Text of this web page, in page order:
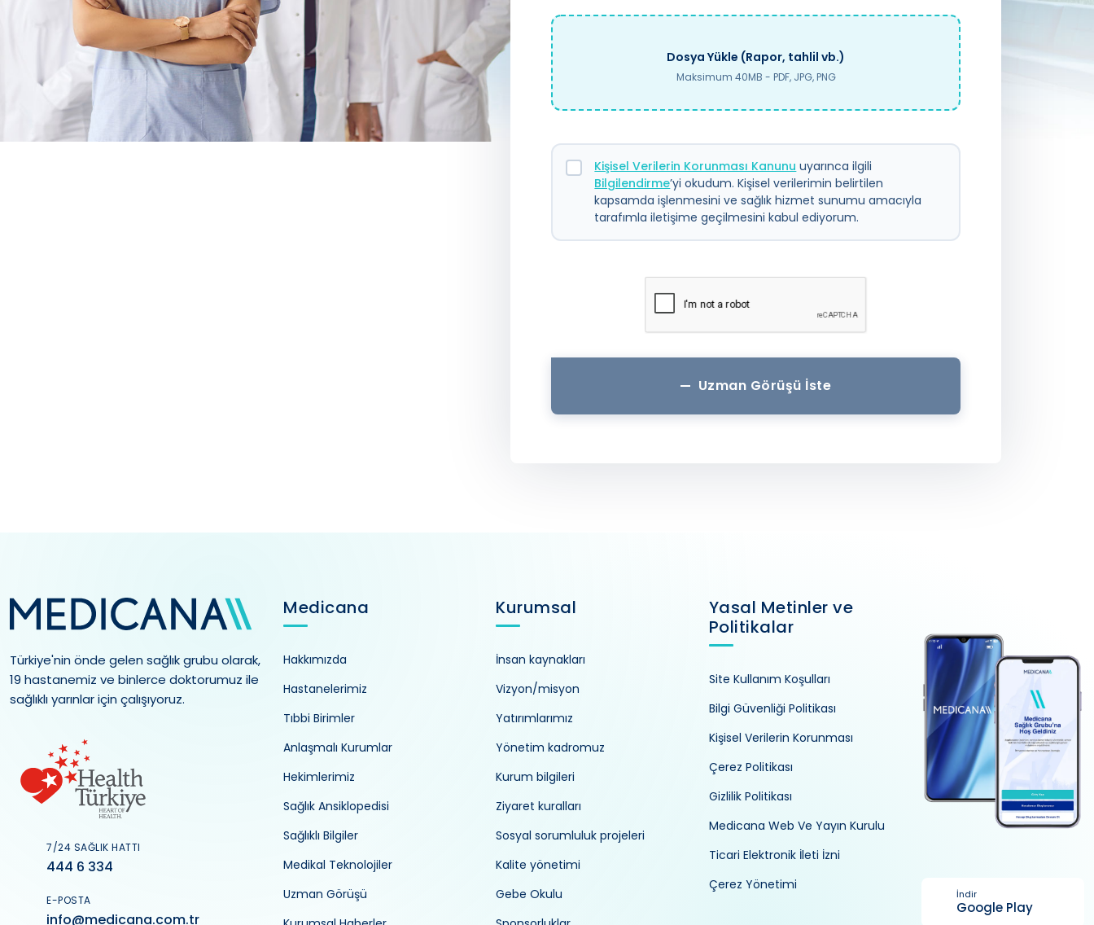
Dosya Yükle (Rapor, tahlil vb.)
Maksimum 40MB - PDF, JPG, PNG
Kişisel Verilerin Korunması Kanunu uyarınca ilgili
Bilgilendirme’yi okudum. Kişisel verilerimin belirtilen
kapsamda işlenmesini ve sağlık hizmet sunumu amacıyla
tarafımla iletişime geçilmesini kabul ediyorum.
Uzman Görüşü İste
Türkiye'nin önde gelen sağlık grubu olarak,
19 hastanemiz ve binlerce doktorumuz ile
sağlıklı yarınlar için çalışıyoruz.
7/24 SAĞLIK HATTI
444 6 334
E-POSTA
info@medicana.com.tr
Medicana
Hakkımızda
Hastanelerimiz
Tıbbi Birimler
Anlaşmalı Kurumlar
Hekimlerimiz
Sağlık Ansiklopedisi
Sağlıklı Bilgiler
Medikal Teknolojiler
Uzman Görüşü
Kurumsal
İnsan kaynakları
Vizyon/misyon
Yatırımlarımız
Yönetim kadromuz
Kurum bilgileri
Ziyaret kuralları
Sosyal sorumluluk projeleri
Kalite yönetimi
Gebe Okulu
Yasal Metinler ve
Politikalar
Site Kullanım Koşulları
Bilgi Güvenliği Politikası
Kişisel Verilerin Korunması
Çerez Politikası
Gizlilik Politikası
Medicana Web Ve Yayın Kurulu
Ticari Elektronik İleti İzni
Çerez Yönetimi
İndir
Google Play